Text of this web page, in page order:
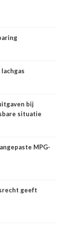
bij
situatie
MPG-
geeft